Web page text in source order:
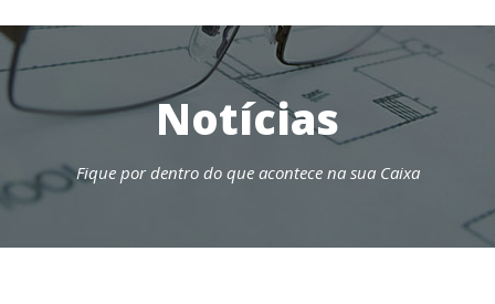
Notícias
Fique por dentro do que acontece na sua Caixa